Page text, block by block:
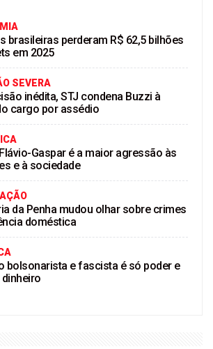
brasileiras perderam R$ 62,5 bilhões
em 2025
SEVERA
inédita, STJ condena Buzzi à
cargo por assédio
Gaspar é a maior agressão às
e à sociedade
da Penha mudou olhar sobre crimes
doméstica
bolsonarista e fascista é só poder e